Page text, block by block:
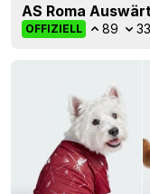
AS Roma
OFFIZIELL 89 33